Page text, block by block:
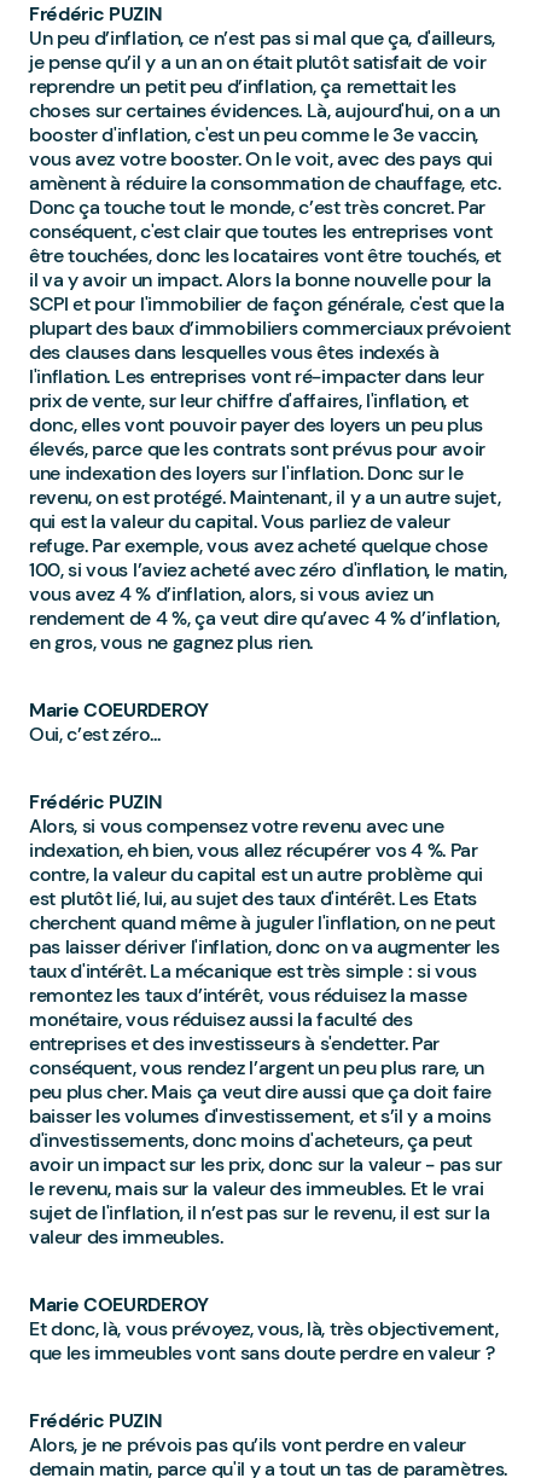
Frédéric PUZIN
Un peu d’inflation, ce n’est pas si mal que ça, d'ailleurs,
je pense qu’il y a un an on était plutôt satisfait de voir
reprendre un petit peu d’inflation, ça remettait les
choses sur certaines évidences. Là, aujourd'hui, on a un
booster d'inflation, c'est un peu comme le 3e vaccin,
vous avez votre booster. On le voit, avec des pays qui
amènent à réduire la consommation de chauffage, etc.
Donc ça touche tout le monde, c’est très concret. Par
conséquent, c'est clair que toutes les entreprises vont
être touchées, donc les locataires vont être touchés, et
il va y avoir un impact. Alors la bonne nouvelle pour la
SCPI et pour l'immobilier de façon générale, c'est que la
plupart des baux d’immobiliers commerciaux prévoient
des clauses dans lesquelles vous êtes indexés à
l'inflation. Les entreprises vont ré-impacter dans leur
prix de vente, sur leur chiffre d'affaires, l'inflation, et
donc, elles vont pouvoir payer des loyers un peu plus
élevés, parce que les contrats sont prévus pour avoir
une indexation des loyers sur l'inflation. Donc sur le
revenu, on est protégé. Maintenant, il y a un autre sujet,
qui est la valeur du capital. Vous parliez de valeur
refuge. Par exemple, vous avez acheté quelque chose
100, si vous l’aviez acheté avec zéro d'inflation, le matin,
vous avez 4 % d’inflation, alors, si vous aviez un
rendement de 4 %, ça veut dire qu’avec 4 % d’inflation,
en gros, vous ne gagnez plus rien.
Marie COEURDEROY
Oui, c’est zéro...
Frédéric PUZIN
Alors, si vous compensez votre revenu avec une
indexation, eh bien, vous allez récupérer vos 4 %. Par
contre, la valeur du capital est un autre problème qui
est plutôt lié, lui, au sujet des taux d'intérêt. Les Etats
cherchent quand même à juguler l'inflation, on ne peut
pas laisser dériver l'inflation, donc on va augmenter les
taux d'intérêt. La mécanique est très simple : si vous
remontez les taux d’intérêt, vous réduisez la masse
monétaire, vous réduisez aussi la faculté des
entreprises et des investisseurs à s'endetter. Par
conséquent, vous rendez l’argent un peu plus rare, un
peu plus cher. Mais ça veut dire aussi que ça doit faire
baisser les volumes d'investissement, et s’il y a moins
d'investissements, donc moins d'acheteurs, ça peut
avoir un impact sur les prix, donc sur la valeur - pas sur
le revenu, mais sur la valeur des immeubles. Et le vrai
sujet de l'inflation, il n’est pas sur le revenu, il est sur la
valeur des immeubles.
Marie COEURDEROY
Et donc, là, vous prévoyez, vous, là, très objectivement,
que les immeubles vont sans doute perdre en valeur ?
Frédéric PUZIN
Alors, je ne prévois pas qu’ils vont perdre en valeur
demain matin, parce qu'il y a tout un tas de paramètres.